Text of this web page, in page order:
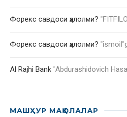
Форекс савдоси ҳалолми? "FITFILO
Форекс савдоси ҳалолми? "ismoil
Al Rajhi Bank "Abdurashidovich
МАШҲУР МАҚОЛАЛАР